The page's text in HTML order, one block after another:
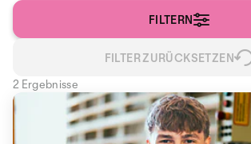
FILTERN
FILTER ZURÜCKSETZEN
2 Ergebnisse